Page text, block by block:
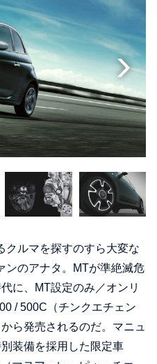
クルマを探すのすら大変な
のアナタ。MTが準絶滅危
に、MT設定のみ／オンリ
/ 500C（チンクエチェン
ら発売されるのだ。マニュ
装備を採用した限定車